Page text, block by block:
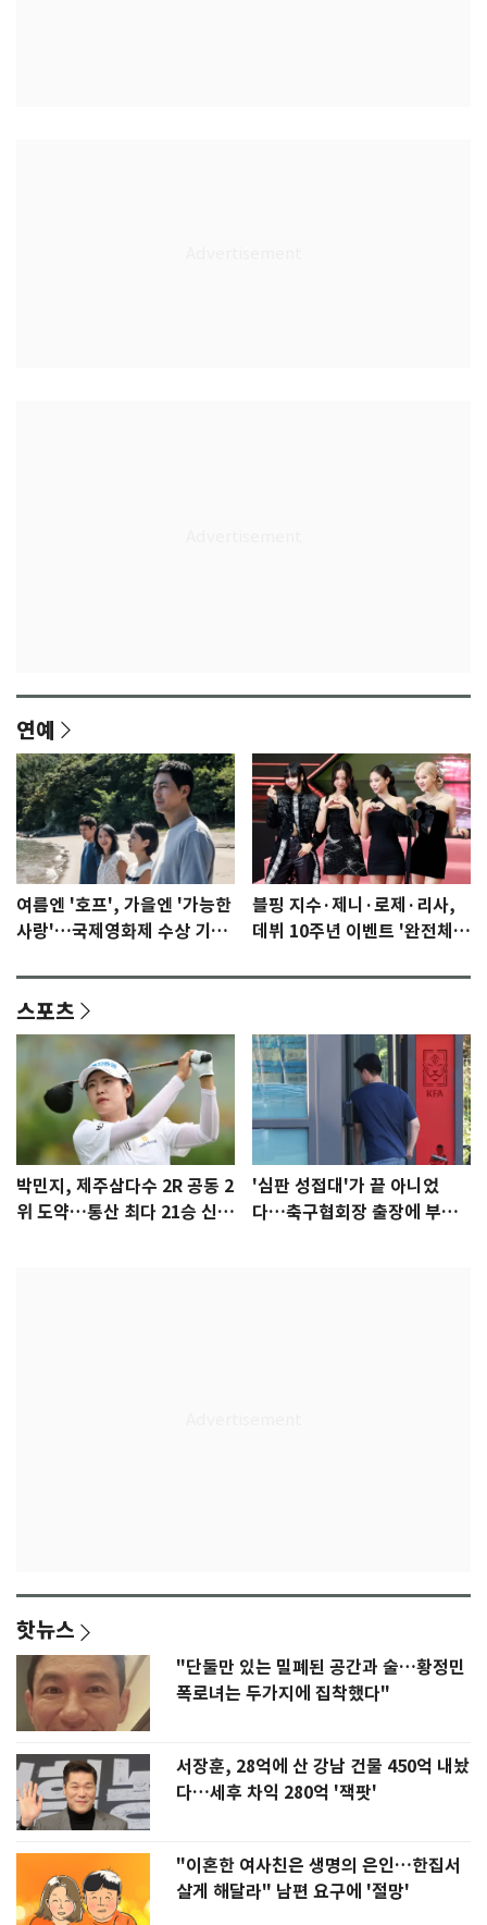
연예
여름엔 '호프', 가을엔 '가능한
사랑'…국제영화제 수상 기대
블핑 지수·제니·로제·리사,
데뷔 10주년 이벤트 '완전체'
스포츠
박민지, 제주삼다수 2R 공동 2
위 도약…통산 최다 21승 신기
'심판 성접대'가 끝 아니었
다…축구협회장 출장에 부인
핫뉴스
"단둘만 있는 밀폐된 공간과 술…황정민
폭로녀는 두가지에 집착했다"
서장훈, 28억에 산 강남 건물 450억 내놨
다…세후 차익 280억 '잭팟'
"이혼한 여사친은 생명의 은인…한집서
살게 해달라" 남편 요구에 '절망'